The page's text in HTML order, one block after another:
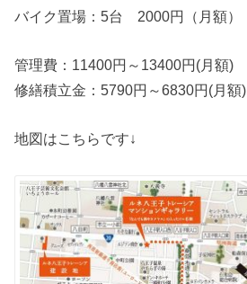
バイク置場：5台 2000円（月額）
管理費：11400円～13400円(月額)
修繕積立金：5790円～6830円(月額)
地図はこちらです↓